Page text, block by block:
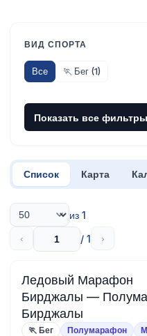
ВИД СПОРТА
Все 🏃 Бег (1)
Показать все фильтры
Список Карта
из 1
‹ / 1 ›
Ледовый Марафон
Бирджалы —
Бирджалы
🏃 Бег Полумарафон